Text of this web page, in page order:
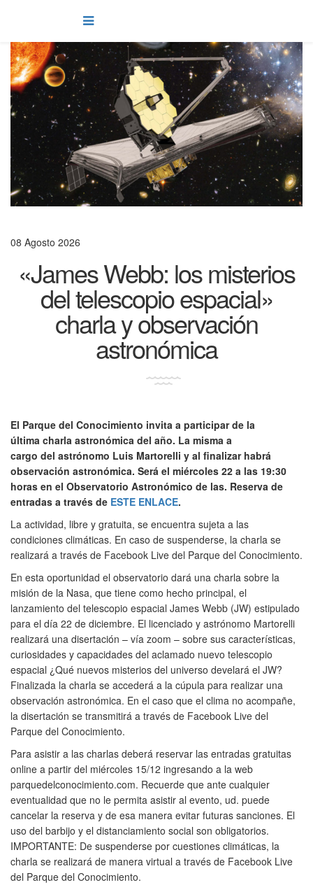
08 Agosto 2026
«James Webb: los misterios
del telescopio espacial»
charla y observación
astronómica
El Parque del Conocimiento invita a participar de la
última charla astronómica del año. La misma a
cargo del astrónomo Luis Martorelli y al finalizar habrá
observación astronómica. Será el miércoles 22 a las 19:30
horas en el Observatorio Astronómico de las. Reserva de
entradas a través de ESTE ENLACE.
La actividad, libre y gratuita, se encuentra sujeta a las
condiciones climáticas. En caso de suspenderse, la charla se
realizará a través de Facebook Live del Parque del Conocimiento.
En esta oportunidad el observatorio dará una charla sobre la
misión de la Nasa, que tiene como hecho principal, el
lanzamiento del telescopio espacial James Webb (JW) estipulado
para el día 22 de diciembre. El licenciado y astrónomo Martorelli
realizará una disertación – vía zoom – sobre sus características,
curiosidades y capacidades del aclamado nuevo telescopio
espacial ¿Qué nuevos misterios del universo develará el JW?
Finalizada la charla se accederá a la cúpula para realizar una
observación astronómica. En el caso que el clima no acompañe,
la disertación se transmitirá a través de Facebook Live del
Parque del Conocimiento.
Para asistir a las charlas deberá reservar las entradas gratuitas
online a partir del miércoles 15/12 ingresando a la web
parquedelconocimiento.com. Recuerde que ante cualquier
eventualidad que no le permita asistir al evento, ud. puede
cancelar la reserva y de esa manera evitar futuras sanciones. El
uso del barbijo y el distanciamiento social son obligatorios.
IMPORTANTE: De suspenderse por cuestiones climáticas, la
charla se realizará de manera virtual a través de Facebook Live
del Parque del Conocimiento.